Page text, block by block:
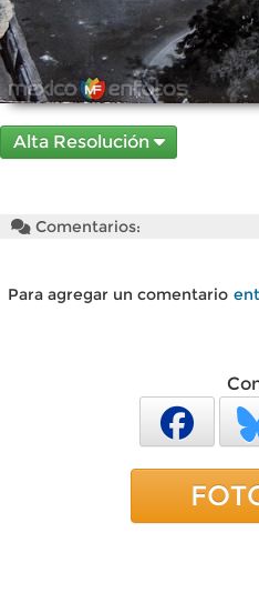
Alta Resolución
Comentarios:
Para agregar un comentario